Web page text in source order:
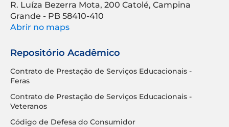
R. Luíza Bezerra Mota, 200 Catolé, Campina
Grande - PB 58410-410
Abrir no maps
Repositório Acadêmico
Contrato de Prestação de Serviços Educacionais -
Feras
Contrato de Prestação de Serviços Educacionais -
Veteranos
Código de Defesa do Consumidor